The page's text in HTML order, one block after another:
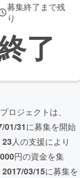
募集終了まで残
り
了
ロジェクトは、
01/31に募集を開始
23人の支援により
円の資金を集
2017/03/15に募集を